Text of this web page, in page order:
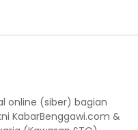
online (siber) bagian
KabarBenggawi.com &